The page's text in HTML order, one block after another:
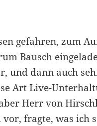
gefahren, zum
Bausch
und dann auch
Art Live-
Herr von
fragte, was ich